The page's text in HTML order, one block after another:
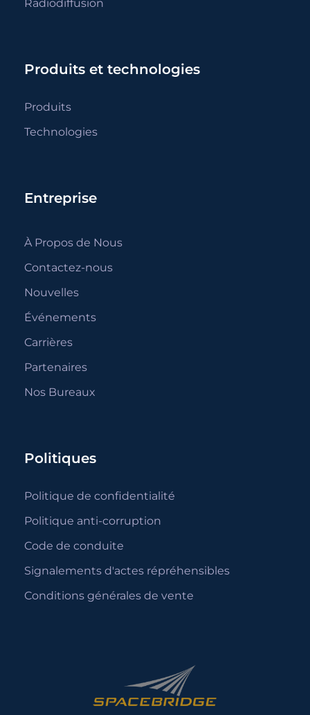
Radiodiffusion
Produits et technologies
Produits
Technologies
Entreprise
À Propos de Nous
Contactez-nous
Nouvelles
Événements
Carrières
Partenaires
Nos Bureaux
Politiques
Politique de confidentialité
Politique anti-corruption
Code de conduite
Signalements d'actes répréhensibles
Conditions générales de vente